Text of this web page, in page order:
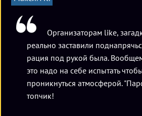
Организаторам like,
реально заставили
рация под рукой была.
это надо на себе испытать
проникнуться атмосферой.
топчик!